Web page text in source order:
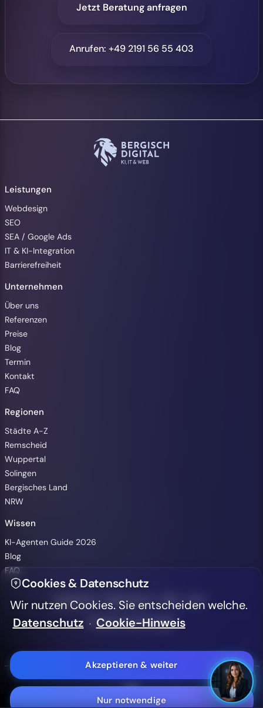
Jetzt Beratung anfragen
Anrufen: +49 2191 56 55 403
Leistungen
Webdesign
SEO
SEA / Google Ads
IT & KI-Integration
Barrierefreiheit
Unternehmen
Über uns
Referenzen
Preise
Blog
Termin
Kontakt
FAQ
Regionen
Städte A-Z
Remscheid
Wuppertal
Solingen
Bergisches Land
NRW
Wissen
KI-Agenten Guide 2026
Blog
FAQ
Impressum ·Datenschutz · AGB · LLMs
Cookie-Einstellungen
Barrierefreiheit
Animationen pausieren
AaSans Serif Schrift
Barrierefreiheitserklärung
Cookies & Datenschutz
Wir nutzen Cookies. Sie entscheiden welche.
Datenschutz · Cookie-Hinweis
Nur notwendige
Akzeptieren & weiter